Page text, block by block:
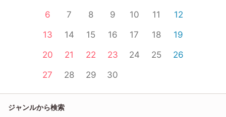
6 7 8 9 10 11
12
13
14 15 16 17 18
19
20
21 22 23 24 25
26
27
28 29 30
ジャンルから検索